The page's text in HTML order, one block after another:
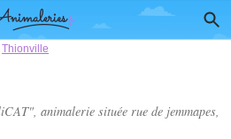
Thionville
animalerie située rue de jemmapes,